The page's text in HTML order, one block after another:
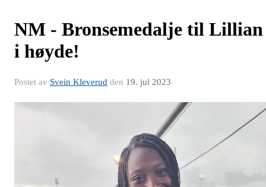
NM - Bronsemedalje til Lillian
i høyde!
Postet av Svein Kleverud den 19. jul 2023